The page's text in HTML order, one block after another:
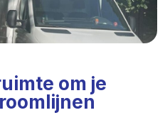
om je